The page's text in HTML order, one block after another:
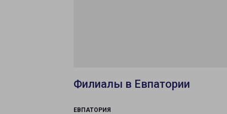
Филиалы в Евпатории
ЕВПАТОРИЯ